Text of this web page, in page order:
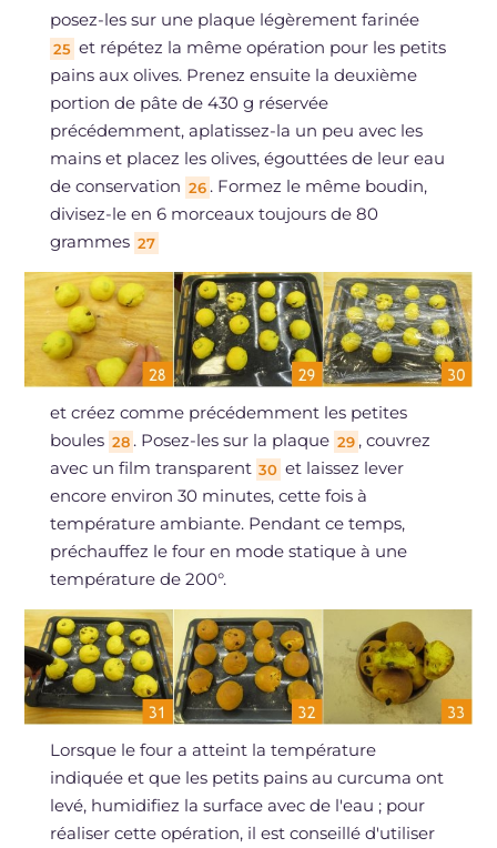
posez-les sur une plaque légèrement farinée
25 et répétez la même opération pour les petits
pains aux olives. Prenez ensuite la deuxième
portion de pâte de 430 g réservée
précédemment, aplatissez-la un peu avec les
mains et placez les olives, égouttées de leur eau
de conservation 26 . Formez le même boudin,
divisez-le en 6 morceaux toujours de 80
grammes 27
et créez comme précédemment les petites
boules 28 . Posez-les sur la plaque 29 , couvrez
avec un film transparent 30 et laissez lever
encore environ 30 minutes, cette fois à
température ambiante. Pendant ce temps,
préchauffez le four en mode statique à une
température de 200°.
Lorsque le four a atteint la température
indiquée et que les petits pains au curcuma ont
levé, humidifiez la surface avec de l'eau ; pour
réaliser cette opération, il est conseillé d'utiliser